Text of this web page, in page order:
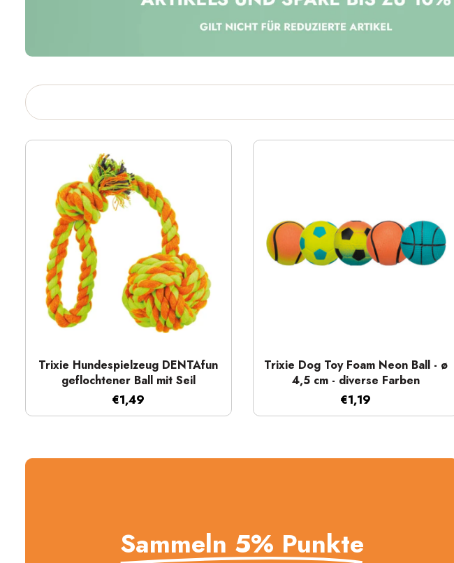
Trixie Hundespielzeug DENTAfun
geflochtener Ball mit Seil
€1,49
Trixie Dog Toy Foam Neon Ball - ø
4,5 cm - diverse Farben
€1,19
Sammeln 5% Punkte